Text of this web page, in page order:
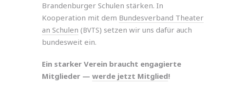
Brandenburger Schulen stär­ken. In
Kooperation mit dem Bundesverband Theater
an Schulen (BVTS) setzen wir uns dafür auch
bundes­weit ein.
Ein star­ker Verein braucht enga­gierte
Mitglieder —werde jetzt Mitglied!